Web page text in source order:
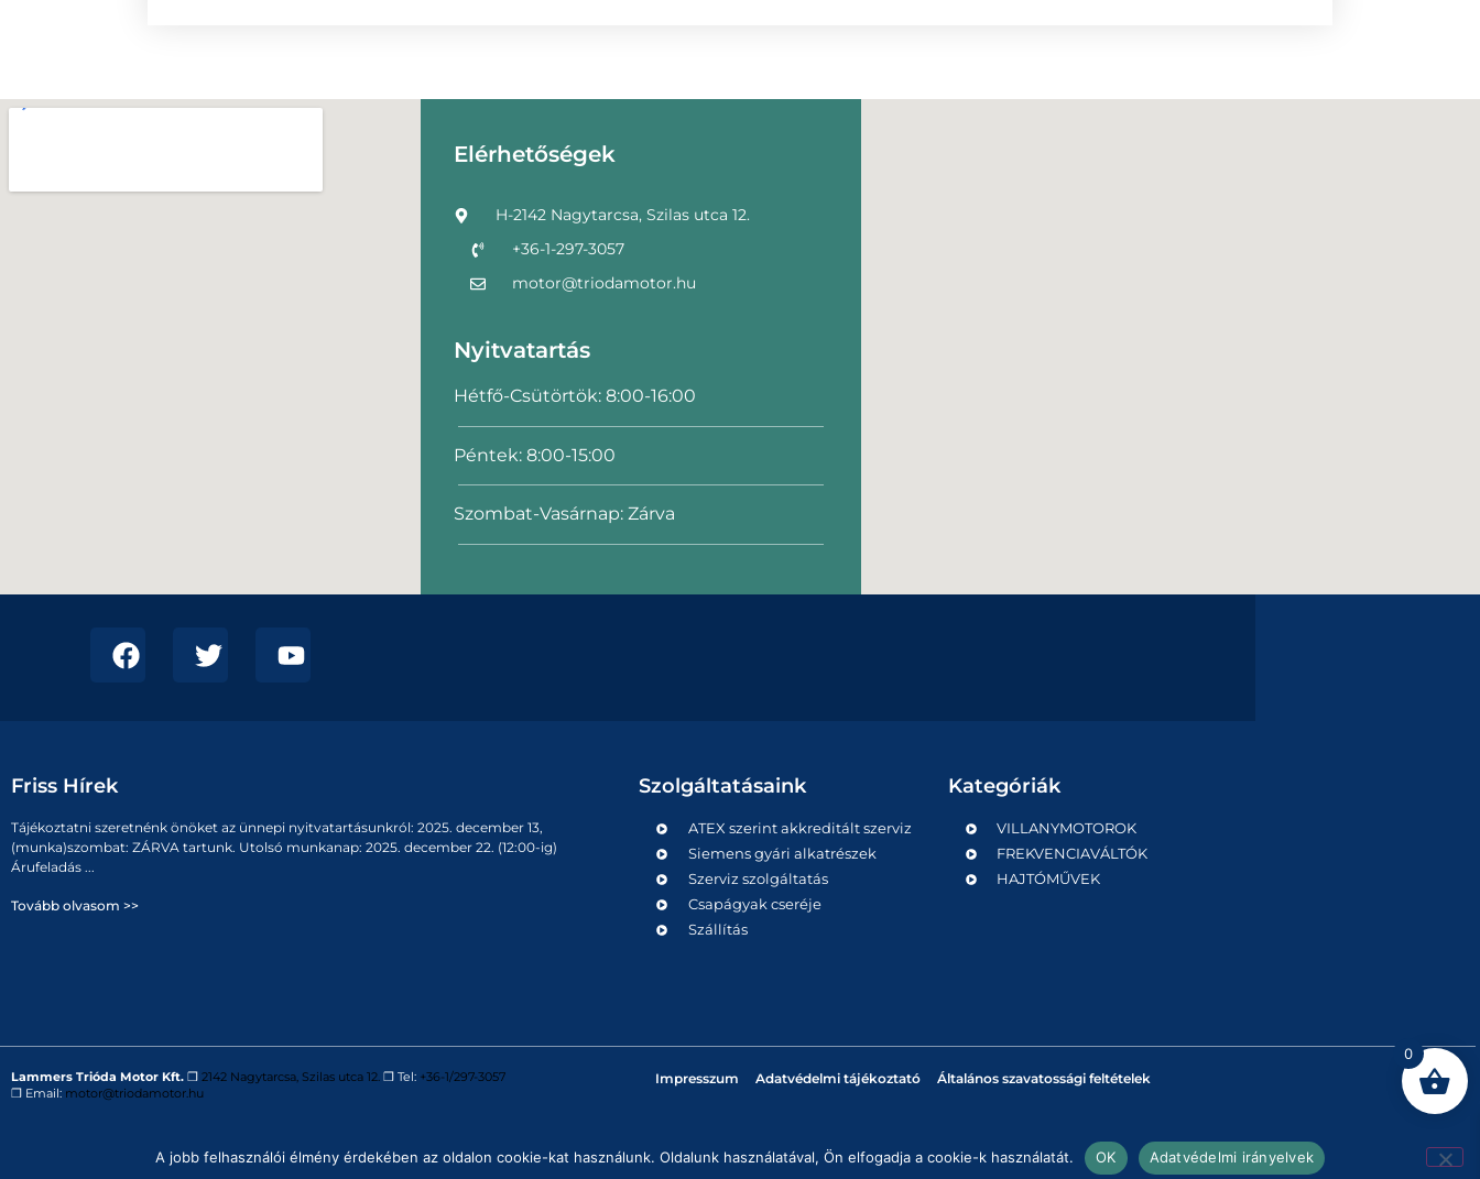
Elérhetőségek
H-2142 Nagytarcsa, Szilas utca 12.
+36-1-297-3057
motor@triodamotor.hu
Nyitvatartás
Hétfő-Csütörtök: 8:00-16:00
Péntek: 8:00-15:00
Szombat-Vasárnap: Zárva
Friss Hírek
Tájékoztatni szeretnénk önöket az ünnepi nyitvatartásunkról: 2025. december 13,
(munka)szombat: ZÁRVA tartunk. Utolsó munkanap: 2025. december 22. (12:00-ig)
Árufeladás ...
Tovább olvasom >>
Szolgáltatásaink
ATEX szerint akkreditált szerviz
Siemens gyári alkatrészek
Szerviz szolgáltatás
Csapágyak cseréje
Szállítás
Kategóriák
VILLANYMOTOROK
FREKVENCIAVÁLTÓK
HAJTÓMŰVEK
Lammers Trióda Motor Kft. ❒ 2142 Nagytarcsa, Szilas utca 12. ❒ Tel: +36-1/297-3057
❒ Email: motor@triodamotor.hu
Impresszum Adatvédelmi tájékoztató Általános szavatossági feltételek
0
A jobb felhasználói élmény érdekében az oldalon cookie-kat használunk. Oldalunk használatával, Ön elfogadja a cookie-k használatát. OK Adatvédelmi irányelvek